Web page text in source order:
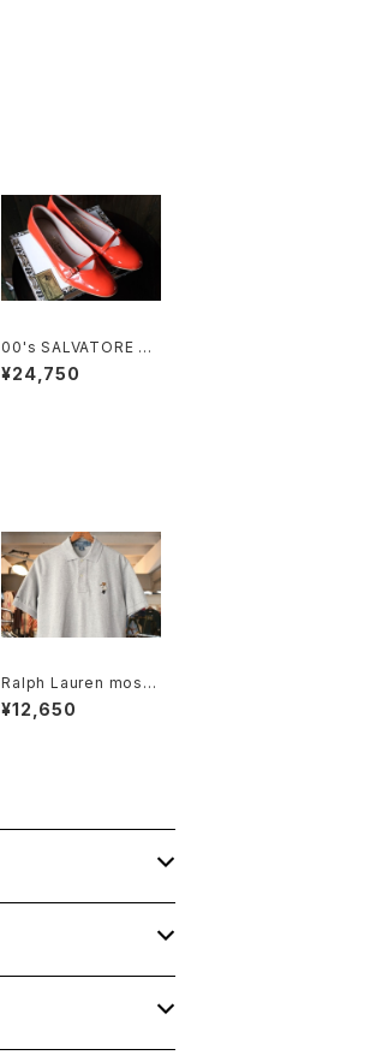
00's SALVATORE FE
RRAGAMO "Audrey"
orange enamel flat
¥24,750
Ralph Lauren moss
stitch polo Shirt "P
OLO BEAR"
¥12,650